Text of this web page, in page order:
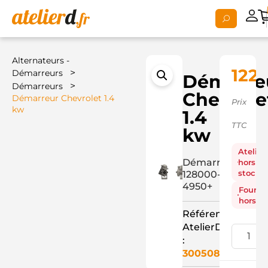
Alternateurs -
Démarreurs
>
Démarreurs >
Démarreur Chevrolet 1.4
kw
1.4
kw
Démarreur
128000-
4950+
Référence
AtelierD
:
3005083
Prix
TTC
Atelier
hors
stock
hors